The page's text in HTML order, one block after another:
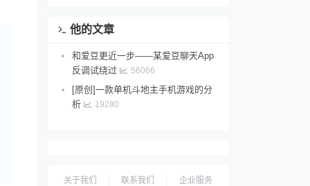
他的文章
和爱豆更近一步——某爱豆聊天App
反调试绕过
56066
[原创]一款单机斗地主手机游戏的分
析
19280
关于我们 联系我们 企业服务